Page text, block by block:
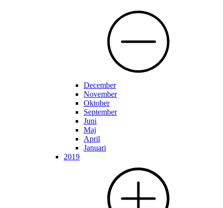
December
November
Oktober
September
Juni
Maj
April
Januari
2019